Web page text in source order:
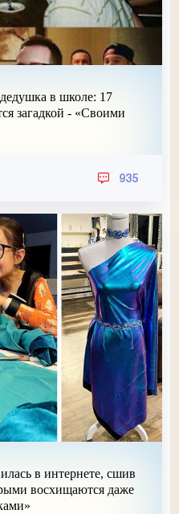
в школе: 17
загадкой - «Своими
935
в интернете, сшив
восхищаются даже